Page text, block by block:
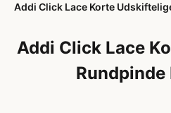
Addi Click Lace Korte
Addi Click Lace
Rundpinde